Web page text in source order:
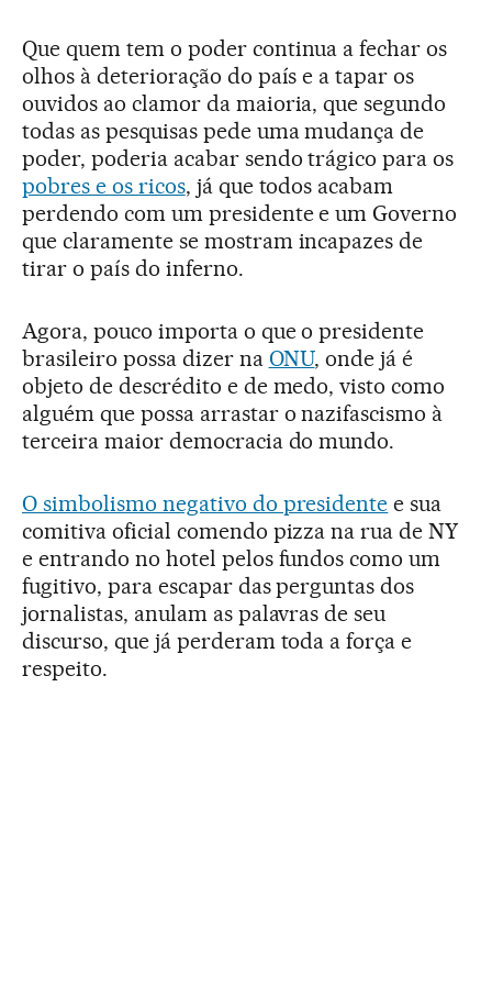
Que quem tem o poder continua a fechar os
olhos à deterioração do país e a tapar os
ouvidos ao clamor da maioria, que segundo
todas as pesquisas pede uma mudança de
poder, poderia acabar sendo trágico para os
pobres e os ricos, já que todos acabam
perdendo com um presidente e um Governo
que claramente se mostram incapazes de
tirar o país do inferno.
Agora, pouco importa o que o presidente
brasileiro possa dizer na ONU, onde já é
objeto de descrédito e de medo, visto como
alguém que possa arrastar o nazifascismo à
terceira maior democracia do mundo.
O simbolismo negativo do presidente e sua
comitiva oficial comendo pizza na rua de NY
e entrando no hotel pelos fundos como um
fugitivo, para escapar das perguntas dos
jornalistas, anulam as palavras de seu
discurso, que já perderam toda a força e
respeito.